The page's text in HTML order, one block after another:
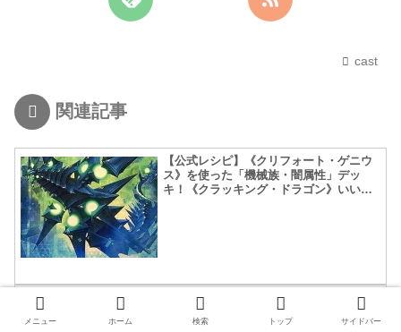
cast
関連記事
【公式レシピ】《クリフォート・ゲニウ
ス》を使った「機械族・闇属性」デッ
キ！《クラッキング・ドラゴン》いいよ
【 公式レシピ】《エルフの剣士》採用
「エクゾディア」デッキ！イゾルデで10
枚落とせたらテンション上がりそうｗ
メニュー ホーム 検索 トップ サイドバー